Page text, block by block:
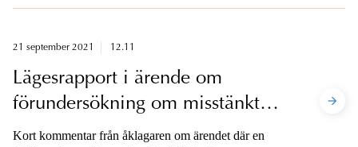
Kista. Mannen anhölls på Arlanda flygplats i måndags.
telefon efter häktningsförhandlingen i dag.
21 september 2021 12.11
Lägesrapport i ärende om
förundersökning om misstänkt
våldtäkt
Kort kommentar från åklagaren om ärendet där en